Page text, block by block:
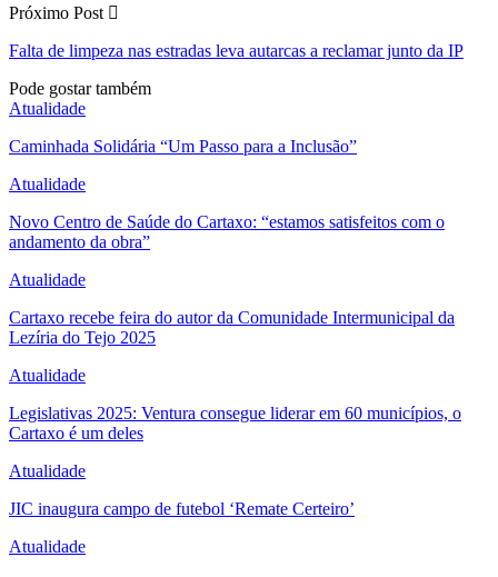
Próximo Post
Falta de limpeza nas estradas leva autarcas a reclamar junto da IP
Pode gostar também
Atualidade
Caminhada Solidária “Um Passo para a Inclusão”
Atualidade
Novo Centro de Saúde do Cartaxo: “estamos satisfeitos com o
andamento da obra”
Atualidade
Cartaxo recebe feira do autor da Comunidade Intermunicipal da
Lezíria do Tejo 2025
Atualidade
Legislativas 2025: Ventura consegue liderar em 60 municípios, o
Cartaxo é um deles
Atualidade
JIC inaugura campo de futebol ‘Remate Certeiro’
Atualidade